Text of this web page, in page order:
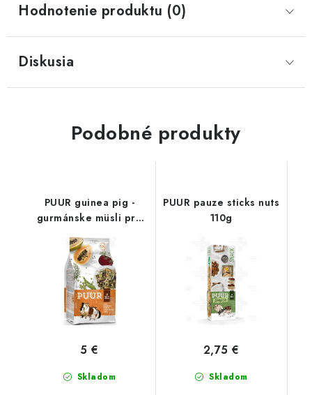
Hodnotenie produktu (0)
Diskusia
Podobné produkty
PUUR guinea pig -
gurmánske müsli pre
morčatá 700 g
Skladom
5 €
PUUR pauze sticks nuts
110g
Skladom
2,75 €